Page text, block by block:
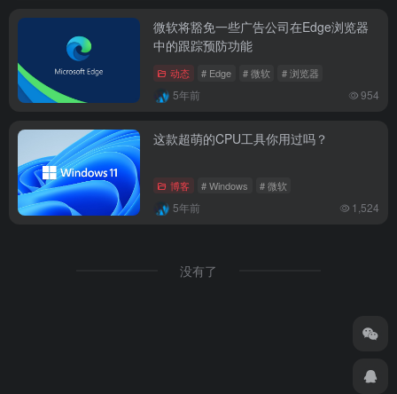
微软将豁免一些广告公司在Edge浏览器
中的跟踪预防功能
动态 # Edge # 微软 # 浏览器
5年前 954
这款超萌的CPU工具你用过吗？
博客 # Windows # 微软
5年前 1,524
没有了